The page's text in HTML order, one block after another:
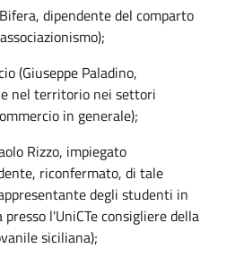
dipendente del comparto
(Giuseppe Paladino,
nel territorio nei settori
in generale);
Rizzo, impiegato
riconfermato, di tale
degli studenti in
l'UniCTe consigliere della
siciliana);